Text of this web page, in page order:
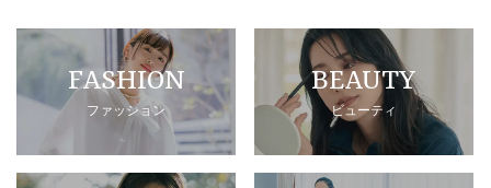
FASHION
ファッション
BEAUTY
ビューティ